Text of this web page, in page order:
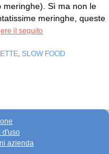
meringhe). Sì ma non le
meringhe, queste
il seguito
SLOW FOOD
d'uso
azienda